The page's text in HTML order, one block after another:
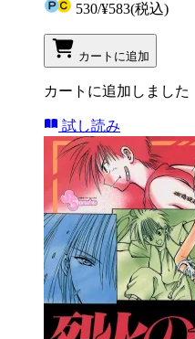
530/¥583(税込)
カートに追加
カートに追加しました
試し読み